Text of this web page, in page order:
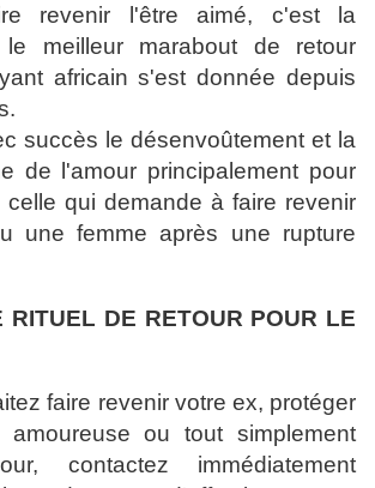
revenir l'être aimé, c'est la
meilleur marabout de retour
africain s'est donnée depuis
succès le désenvoûtement et la
de l'amour principalement pour
qui demande à faire revenir
une femme après une rupture
RITUEL DE RETOUR POUR LE
faire revenir votre ex, protéger
amoureuse ou tout simplement
contactez immédiatement